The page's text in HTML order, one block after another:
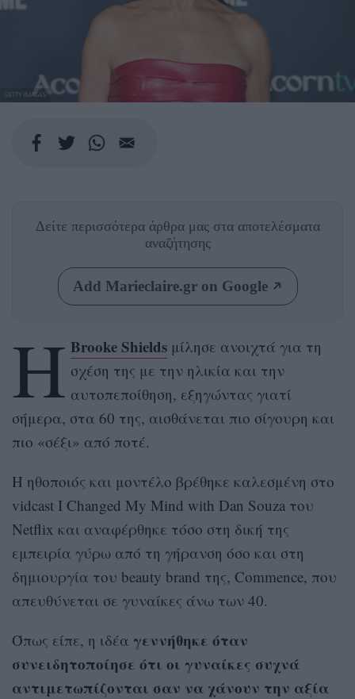
GETTY IMAGES
Δείτε περισσότερα άρθρα μας στα αποτελέσματα
αναζήτησης
Add Marieclaire.gr on Google
Η Brooke Shieldsμίλησε ανοιχτά για τη
σχέση της με την ηλικία και την
αυτοπεποίθηση, εξηγώντας γιατί
σήμερα, στα 60 της, αισθάνεται πιο σίγουρη και
πιο «σέξι» από ποτέ.
Η ηθοποιός και μοντέλο βρέθηκε καλεσμένη στο
vidcast I Changed My Mind with Dan Souza του
Netflix και αναφέρθηκε τόσο στη δική της
εμπειρία γύρω από τη γήρανση όσο και στη
δημιουργία του beauty brand της, Commence, που
απευθύνεται σε γυναίκες άνω των 40.
Όπως είπε, η ιδέα γεννήθηκε όταν
συνειδητοποίησε ότι οι γυναίκες συχνά
αντιμετωπίζονται σαν να χάνουν την αξία